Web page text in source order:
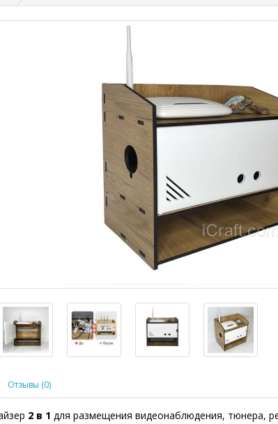
Отзывы (0)
2 в 1 для размещения видеонаблюдения, тюнера,